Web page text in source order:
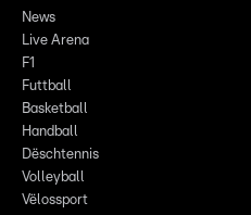
News
Live Arena
F1
Futtball
Basketball
Handball
Dëschtennis
Volleyball
Vëlossport